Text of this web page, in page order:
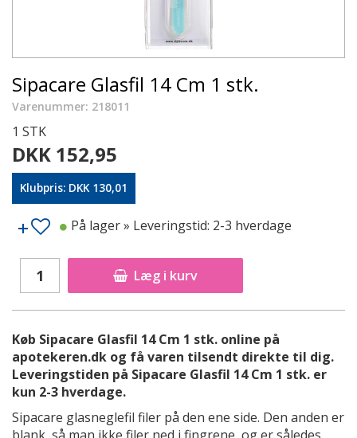
Sipacare Glasfil 14 Cm 1 stk.
Varenummer: 218011
1 STK
DKK 152,95
Klubpris: DKK 130,01
Læg i kurv
På lager» Leveringstid: 2-3 hverdage
Køb Sipacare Glasfil 14 Cm 1 stk. online på
apotekeren.dk og få varen tilsendt direkte til dig.
Leveringstiden på Sipacare Glasfil 14 Cm 1 stk. er
kun 2-3 hverdage.
Sipacare glasneglefil filer på den ene side. Den anden er